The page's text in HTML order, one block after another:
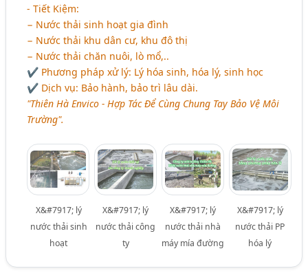
- Tiết Kiệm:
− Nước thải sinh hoạt gia đình
− Nước thải khu dân cư, khu đô thị
− Nước thải chăn nuôi, lò mổ,..
✔ Phương pháp xử lý: Lý hóa sinh, hóa lý, sinh học
✔ Dịch vụ: Bảo hành, bảo trì lâu dài.
"Thiên Hà Envico - Hợp Tác Để Cùng Chung Tay Bảo Vệ Môi
Trường".
X&#7917; lý
nước thải sinh
hoạt
X&#7917; lý
nước thải công
ty
X&#7917; lý
nước thải nhà
máy mía đường
X&#7917; lý
nước thải PP
hóa lý